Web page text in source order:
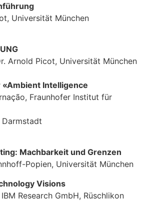
Universität München
Arnold Picot, Universität München
Intelligence
Fraunhofer Institut für
Machbarkeit und Grenzen
Popien, Universität München
Visions
Research GmbH, Rüschlikon